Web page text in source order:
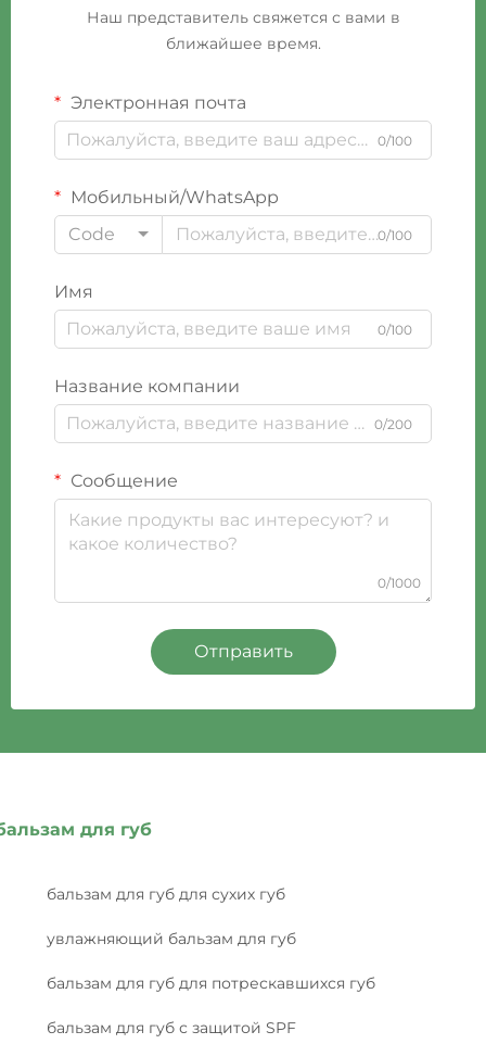
Наш представитель свяжется с вами в
ближайшее время.
Электронная почта
0/100
Мобильный/WhatsApp
Code
0/100
Имя
0/100
Название компании
0/200
Сообщение
0/1000
Отправить
для губ
бальзам для губ для сухих губ
увлажняющий бальзам для губ
бальзам для губ для потрескавшихся губ
бальзам для губ с защитой SPF